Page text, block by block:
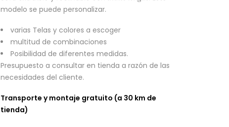
modelo se puede personalizar.
varias Telas y colores a escoger
multitud de combinaciones
Posibilidad de diferentes medidas.
Presupuesto a consultar en tienda a razón de las
necesidades del cliente.
Transporte y montaje gratuito (a 30 km de
tienda)